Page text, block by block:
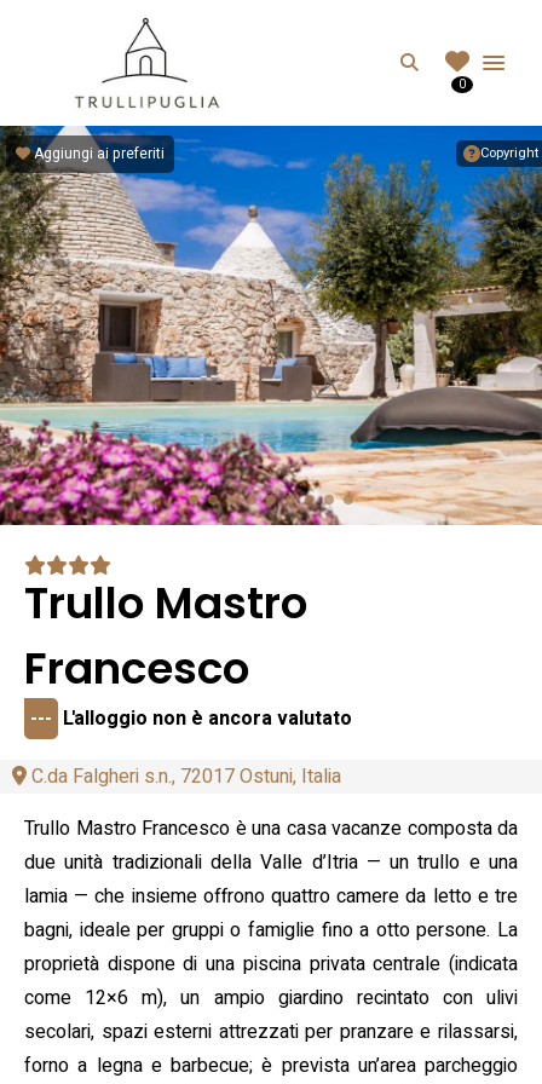
Search
0
Copyright
Aggiungi ai preferiti
Trullo Mastro
Francesco
--- L'alloggio non è ancora valutato
C.da Falgheri s.n., 72017 Ostuni, Italia
Trullo Mastro Francesco è una casa vacanze composta da
due unità tradizionali della Valle d’Itria — un trullo e una
lamia — che insieme offrono quattro camere da letto e tre
bagni, ideale per gruppi o famiglie fino a otto persone. La
proprietà dispone di una piscina privata centrale (indicata
come 12×6 m), un ampio giardino recintato con ulivi
secolari, spazi esterni attrezzati per pranzare e rilassarsi,
forno a legna e barbecue; è prevista un’area parcheggio